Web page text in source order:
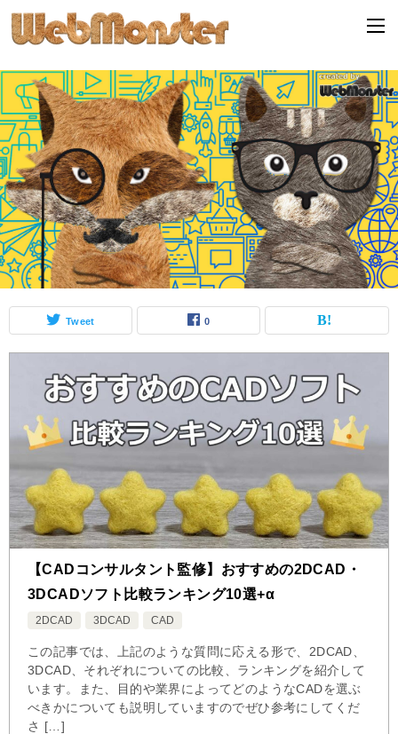
Tweet 0
【CADコンサルタント監修】おすすめの2DCAD・
3DCADソフト比較ランキング10選+α
2DCAD 3DCAD CAD
この記事では、上記のような質問に応える形で、2DCAD、
3DCAD、それぞれについての比較、ランキングを紹介して
います。また、目的や業界によってどのようなCADを選ぶ
べきかについても説明していますのでぜひ参考にしてくだ
さ […]